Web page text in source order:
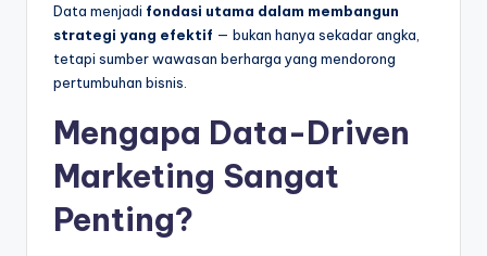
Data menjadi fondasi utama dalam membangun
strategi yang efektif — bukan hanya sekadar angka,
tetapi sumber wawasan berharga yang mendorong
pertumbuhan bisnis.
Mengapa Data-Driven
Marketing Sangat
Penting?